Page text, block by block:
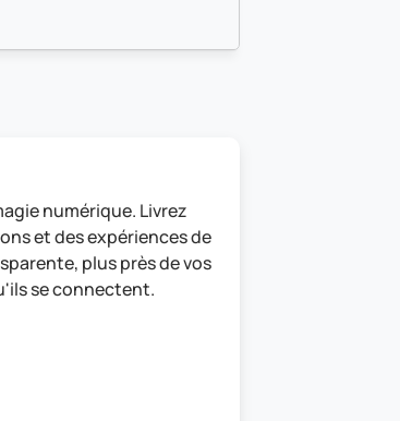
numérique. Livrez
et des expériences de
plus près de vos
se connectent.